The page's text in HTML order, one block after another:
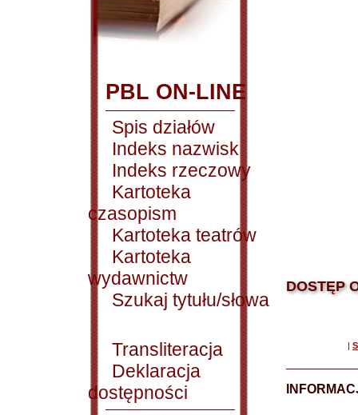
PBL ON-LINE
Spis działów
Indeks nazwisk
Indeks rzeczowy
Kartoteka
czasopism
Kartoteka teatrów
Kartoteka
wydawnictw
Szukaj tytułu/słowa
Transliteracja
Deklaracja
dostępności
DOSTĘP
|